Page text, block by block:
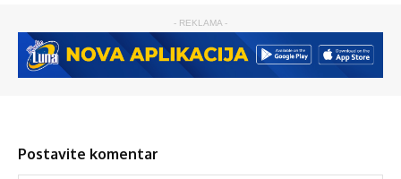
- REKLAMA -
Postavite komentar